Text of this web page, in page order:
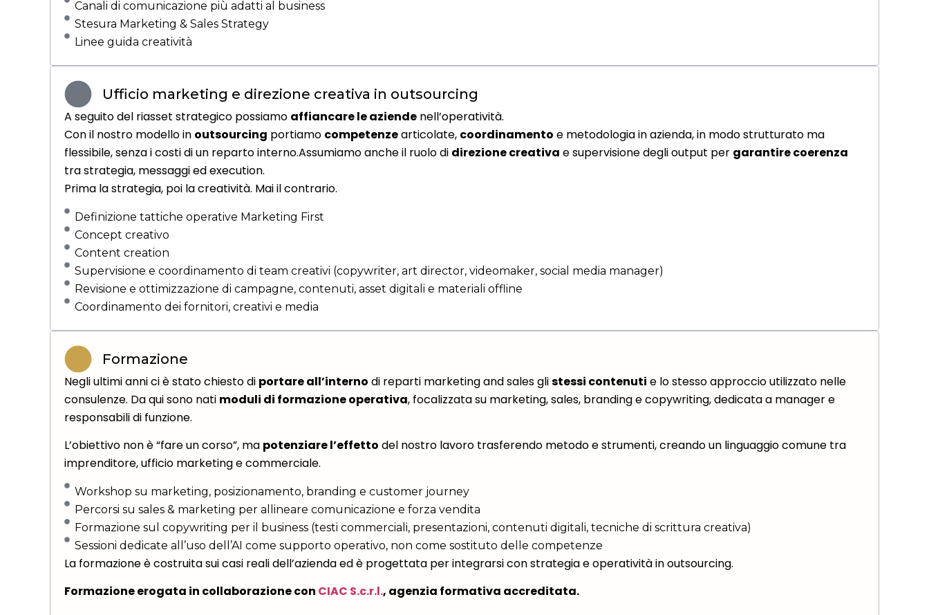
Canali di comunicazione più adatti al business
Stesura Marketing & Sales Strategy
Linee guida creatività
Ufficio marketing e direzione creativa in outsourcing
A seguito del riasset strategico possiamo affiancare le aziende nell’operatività.
Con il nostro modello in outsourcing portiamo competenzearticolate, coordinamento e metodologia in azienda, in modo strutturato ma
flessibile, senza i costi di un reparto interno.Assumiamo anche il ruolo di direzione creativa e supervisione degli output per garantire coerenza
tra strategia, messaggi ed execution.
Prima la strategia, poi la creatività. Mai il contrario.
Definizione tattiche operative Marketing First
Concept creativo
Content creation
Supervisione e coordinamento di team creativi (copywriter, art director, videomaker, social media manager)
Revisione e ottimizzazione di campagne, contenuti, asset digitali e materiali offline
Coordinamento dei fornitori, creativi e media
Formazione
Negli ultimi anni ci è stato chiesto di portare all’interno di reparti marketing and sales glistessi contenuti e lo stesso approccio utilizzato nelle
consulenze. Da qui sono nati moduli di formazione operativa, focalizzata su marketing, sales, branding e copywriting, dedicata a manager e
responsabili di funzione.
L’obiettivo non è “fare un corso”, ma potenziare l’effetto del nostro lavoro trasferendo metodo e strumenti, creando un linguaggio comune tra
imprenditore, ufficio marketing e commerciale.
Workshop su marketing, posizionamento, branding e customer journey
Percorsi su sales & marketing per allineare comunicazione e forza vendita
Formazione sul copywriting per il business (testi commerciali, presentazioni, contenuti digitali, tecniche di scrittura creativa)
Sessioni dedicate all’uso dell’AI come supporto operativo, non come sostituto delle competenze
La formazione è costruita sui casi reali dell’azienda ed è progettata per integrarsi con strategia e operatività in outsourcing.
Formazione erogata in collaborazione con CIAC S.c.r.l., agenzia formativa accreditata.